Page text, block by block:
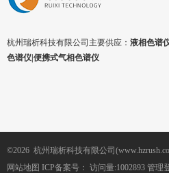
杭州瑞析科技有限公司主要供应： 液相色谱
色谱仪|便携式气相色谱仪
©2026 杭州瑞析科技有限公司
网站地图 ICP备案号： 访问量:1002893 管理